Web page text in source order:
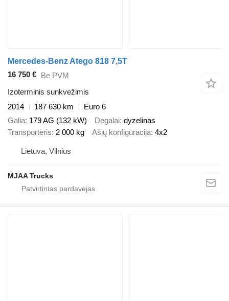
Mercedes-Benz Atego 818 7,5T
16 750 € Be PVM
Izoterminis sunkvežimis
2014
187 630 km
Euro 6
Galia 179 AG (132 kW) Degalai dyzelinas
Transporteris 2 000 kg Ašių konfigūracija 4x2
Lietuva, Vilnius
MJAA Trucks